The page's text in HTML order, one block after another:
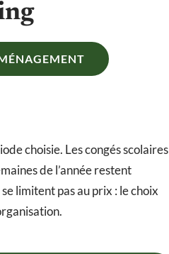
choisie. Les congés scolaires
de l’année restent
limitent pas au prix : le choix